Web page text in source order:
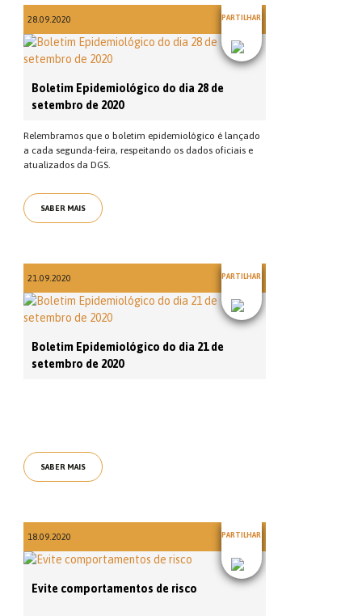
28.09.2020 PARTILHAR
Boletim Epidemiológico do dia 28 de
setembro de 2020
Relembramos que o boletim epidemiológico é lançado
a cada segunda-feira, respeitando os dados oficiais e
atualizados da DGS.
SABER MAIS
21.09.2020 PARTILHAR
Boletim Epidemiológico do dia 21 de
setembro de 2020
SABER MAIS
18.09.2020 PARTILHAR
Evite comportamentos de risco